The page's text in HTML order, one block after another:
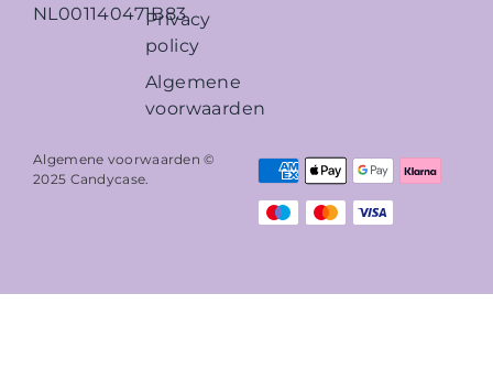
NL001140471B83
Privacy
policy
Algemene
voorwaarden
Algemene voorwaarden ©
2025 Candycase.